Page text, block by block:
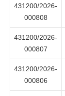
431200/2026-
000808
431200/2026-
000807
431200/2026-
000806